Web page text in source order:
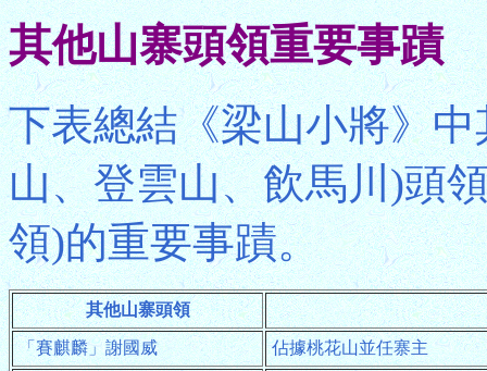
其他山寨頭領重要事蹟
下表總結《梁山小將》
山、登雲山、飲馬川)頭
領)的重要事蹟。
其他山寨頭領
「賽麒麟」謝國威 佔據桃花山並任寨主